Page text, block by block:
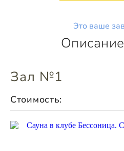
Это ваше
Зал №1
Стоимость: